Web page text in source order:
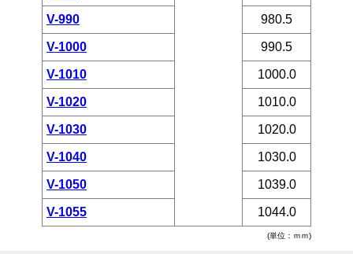
(単位：ｍｍ)
V-990 980.5
V-1000 990.5
V-1010 1000.0
V-1020 1010.0
V-1030 1020.0
V-1040 1030.0
V-1050 1039.0
V-1055 1044.0